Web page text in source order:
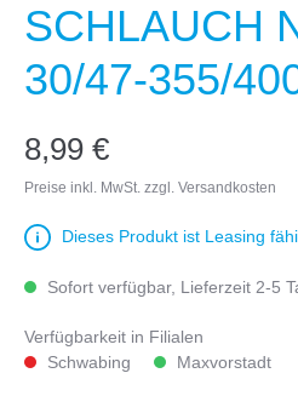
SCHLAUCH
30/47-355/
8,99 €
Preise inkl. MwSt. zzgl. Versandkosten
Dieses Produkt ist Leasing
Sofort verfügbar, Lieferzeit 2-5
Verfügbarkeit in Filialen
Schwabing
Maxvorstadt